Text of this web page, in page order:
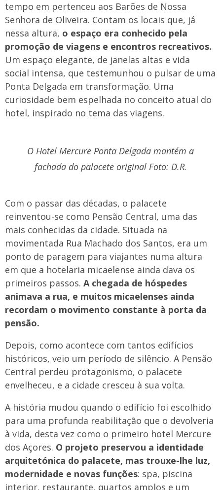
tempo em pertenceu aos Barões de Nossa
Senhora de Oliveira. Contam os locais que, já
nessa altura, o espaço era conhecido pela
promoção de viagens e encontros recreativos.
Um espaço elegante, de janelas altas e vida
social intensa, que testemunhou o pulsar de uma
Ponta Delgada em transformação. Uma
curiosidade bem espelhada no conceito atual do
hotel, inspirado no tema das viagens.
O Hotel Mercure Ponta Delgada mantém a
fachada do palacete original Foto: D.R.
Com o passar das décadas, o palacete
reinventou-se como Pensão Central, uma das
mais conhecidas da cidade. Situada na
movimentada Rua Machado dos Santos, era um
ponto de paragem para viajantes numa altura
em que a hotelaria micaelense ainda dava os
primeiros passos. A chegada de hóspedes
animava a rua, e muitos micaelenses ainda
recordam o movimento constante à porta da
pensão.
Depois, como acontece com tantos edifícios
históricos, veio um período de silêncio. A Pensão
Central perdeu protagonismo, o palacete
envelheceu, e a cidade cresceu à sua volta.
A história mudou quando o edifício foi escolhido
para uma profunda reabilitação que o devolveria
à vida, desta vez como o primeiro hotel Mercure
dos Açores. O projeto preservou a identidade
arquitetónica do palacete, mas trouxe-lhe luz,
modernidade e novas funções: spa, piscina
interior, restaurante, quartos amplos e um